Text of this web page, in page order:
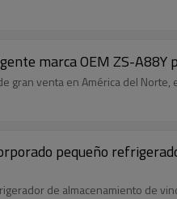
marca OEM ZS-
gran venta en América del
pequeño
de almacenamiento de